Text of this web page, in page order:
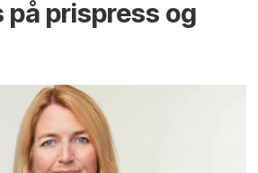
på prispress og